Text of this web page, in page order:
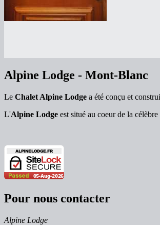
Alpine Lodge - Mont-Blanc
Le Chalet Alpine Lodge a été conçu et
L'Alpine Lodge est situé au coeur de la
Pour nous contacter
Alpine Lodge